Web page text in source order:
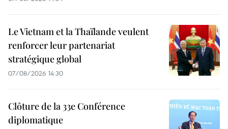
Le Vietnam et la Thaïlande veulent
renforcer leur partenariat
stratégique global
07/08/2026 14:30
Clôture de la 33e Conférence
diplomatique